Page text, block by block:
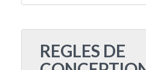
REGLES DE